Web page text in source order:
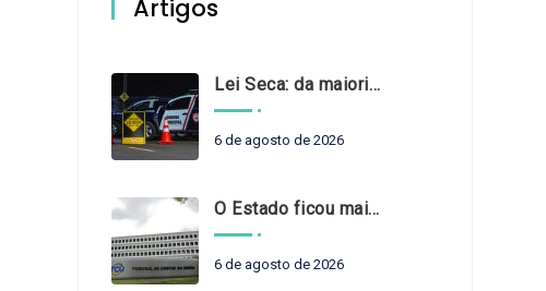
Artigos
Lei Seca: da maioridade à maturidade
6 de agosto de 2026
O Estado ficou mais complexo. O controle precisa acompanhar
6 de agosto de 2026